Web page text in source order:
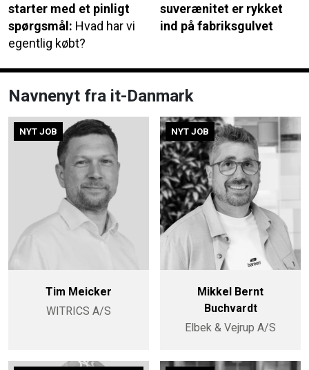
starter med et pinligt
spørgsmål: Hvad har vi
egentlig købt?
suverænitet er rykket
ind på fabriksgulvet
Navnenyt fra it-Danmark
NYT JOB
Tim Meicker
WITRICS A/S
NYT JOB
Mikkel Bernt
Buchvardt
Elbek & Vejrup A/S